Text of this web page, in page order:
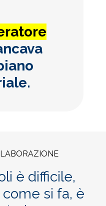
è difficile,
si fa, è